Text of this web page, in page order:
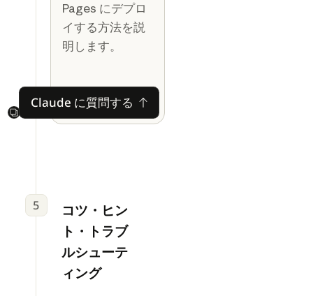
Pages にデプロ
イする方法を説
明します。
Next
Claude に質問する
Claude に質問する
5
コツ・ヒン
ト・トラブ
ルシューテ
ィング